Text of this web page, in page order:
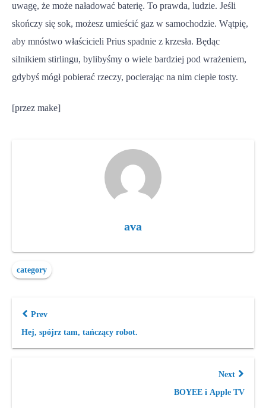
uwagę, że może naładować baterię. To prawda, ludzie. Jeśli
skończy się sok, możesz umieścić gaz w samochodzie. Wątpię,
aby mnóstwo właścicieli Prius spadnie z krzesła. Będąc
silnikiem stirlingu, bylibyśmy o wiele bardziej pod wrażeniem,
gdybyś mógł pobierać rzeczy, pocierając na nim ciepłe tosty.
[przez make]
ava
category
Prev
Hej, spójrz tam, tańczący robot.
Next
BOYEE i Apple TV